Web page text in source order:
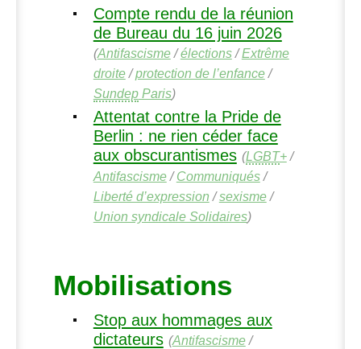
Compte rendu de la réunion
de Bureau du 16 juin 2026
(Antifascisme/élections/Extrême
droite/protection de l’enfance/
SundepParis)
Attentat contre la Pride de
Berlin : ne rien céder face
aux obscurantismes (LGBT+/
Antifascisme/Communiqués/
Liberté d’expression /sexisme/
Union syndicale Solidaires)
Mobilisations
Stop aux hommages aux
dictateurs (Antifascisme/